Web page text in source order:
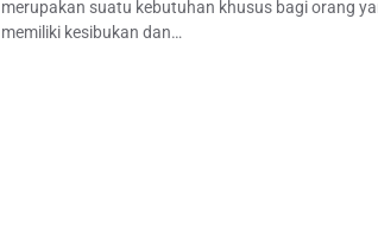
merupakan suatu kebutuhan khusus bagi orang
memiliki kesibukan dan…